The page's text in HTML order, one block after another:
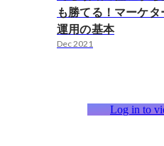
も勝てる！マーケ
運用の基本
Dec 2021
Log in to